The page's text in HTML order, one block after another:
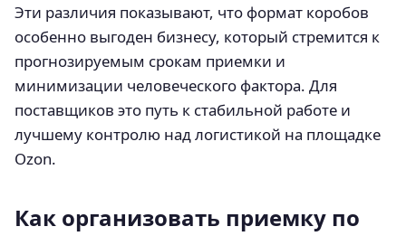
Эти различия показывают, что формат коробов
особенно выгоден бизнесу, который стремится к
прогнозируемым срокам приемки и
минимизации человеческого фактора. Для
поставщиков это путь к стабильной работе и
лучшему контролю над логистикой на площадке
Ozon.
Как организовать приемку по